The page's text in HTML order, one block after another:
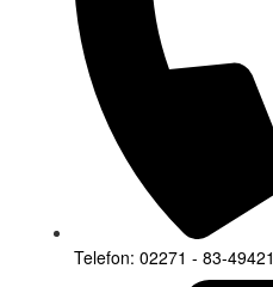
Telefon: 02271 - 83-49421